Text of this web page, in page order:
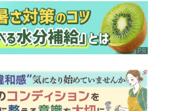
ランキング
ウイークリー
明日の『風、薫る』あらすじ。ついに感